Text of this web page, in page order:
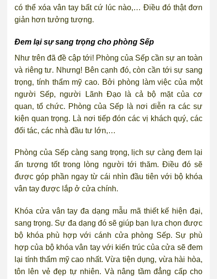
có thể xóa vân tay bất cứ lúc nào,… Điều đó thật đơn
giản hơn tưởng tượng.
Đem lại sự sang trọng cho phòng Sếp
Như trên đã đề cập tới! Phòng của Sếp cần sự an toàn
và riêng tư. Nhưng! Bên cạnh đó, còn cần tới sự sang
trọng, tính thẩm mỹ cao. Bởi phòng làm việc của một
người Sếp, người Lãnh Đạo là cả bộ mặt của cơ
quan, tổ chức. Phòng của Sếp là nơi diễn ra các sự
kiện quan trọng. Là nơi tiếp đón các vị khách quý, các
đối tác, các nhà đầu tư lớn,…
Phòng của Sếp càng sang trọng, lịch sự càng đem lại
ấn tượng tốt trong lòng người tới thăm. Điều đó sẽ
được góp phần ngay từ cái nhìn đầu tiên với bộ khóa
vân tay được lắp ở cửa chính.
Khóa cửa vân tay đa dạng mẫu mã thiết kế hiện đại,
sang trọng. Sự đa dạng đó sẽ giúp bạn lựa chọn được
bộ khóa phù hợp với cánh cửa phòng Sếp. Sự phù
hợp của bộ khóa vân tay với kiến trúc của cửa sẽ đem
lại tính thẩm mỹ cao nhất. Vừa tiện dụng, vừa hài hòa,
tôn lên vẻ đẹp tự nhiên. Và nâng tầm đẳng cấp cho